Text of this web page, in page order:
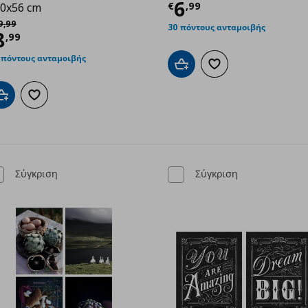
cm
,99τιμή
,99 τιμή
ανταμοιβής
Προσθήκη στο καλάθι
Προσθήκη στα αγαπημένα
€6,99
Τρέχουσα τιμή
30 πόντους ανταμοιβής
Προσθήκη στο καλάθι
Προσθήκη στα
Σύγκριση Σύγκριση